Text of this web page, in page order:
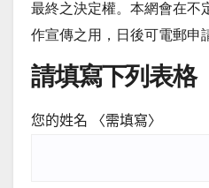
最終之決定權。本網會在不
作宣傳之用，日後可電郵申
請填寫下列表格
您的姓名 〈需填寫〉